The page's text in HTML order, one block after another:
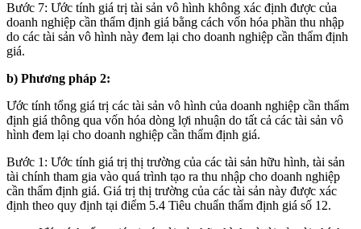
Bước 7: Ước tính giá trị tài sản vô hình không xác định được của
doanh nghiệp cần thẩm định giá bằng cách vốn hóa phần thu nhập
do các tài sản vô hình này đem lại cho doanh nghiệp cần thẩm định
giá.
b) Phương pháp 2:
Ước tính tổng giá trị các tài sản vô hình của doanh nghiệp cần thẩm
định giá thông qua vốn hóa dòng lợi nhuận do tất cả các tài sản vô
hình đem lại cho doanh nghiệp cần thẩm định giá.
Bước 1: Ước tính giá trị thị trường của các tài sản hữu hình, tài sản
tài chính tham gia vào quá trình tạo ra thu nhập cho doanh nghiệp
cần thẩm định giá. Giá trị thị trường của các tài sản này được xác
định theo quy định tại điểm 5.4 Tiêu chuẩn thẩm định giá số 12.